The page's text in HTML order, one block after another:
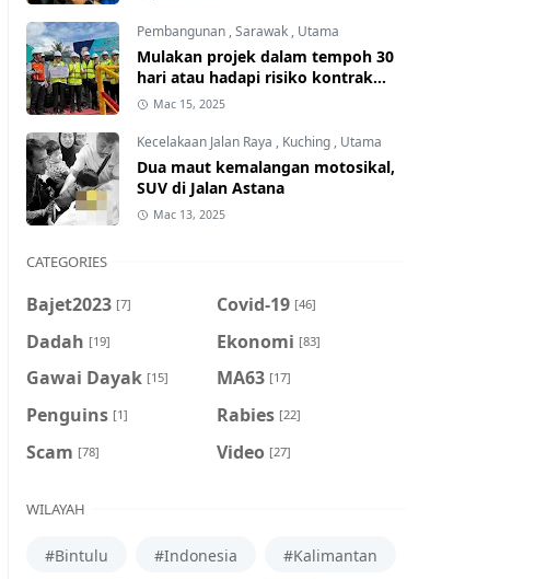
Pembangunan ,Sarawak , Utama
Mulakan projek dalam tempoh 30
hari atau hadapi risiko kontrak
ditamatkan
Mac 15, 2025
Kecelakaan Jalan Raya , Kuching , Utama
Dua maut kemalangan motosikal,
SUV di Jalan Astana
Mac 13, 2025
CATEGORIES
Bajet2023 [7] Covid-19 [46]
Dadah [19] Ekonomi [83]
Gawai Dayak [15] MA63 [17]
Penguins [1] Rabies [22]
Scam [78] Video [27]
WILAYAH
#Bintulu #Indonesia #Kalimantan